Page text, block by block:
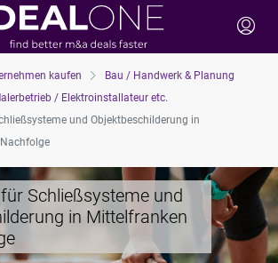
kaufen
Bau / Handwerk & Planung
/ Elektroinstallateur etc.
und Objektbeschilderung in
Schließsysteme und
in Mittelfranken